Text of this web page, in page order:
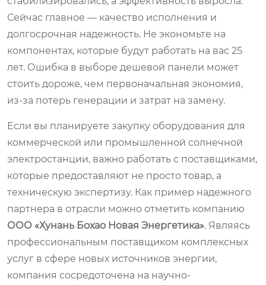
Сейчас главное — качество исполнения и
долгосрочная надежность. Не экономьте на
компонентах, которые будут работать на вас 25
лет. Ошибка в выборе дешевой панели может
стоить дороже, чем первоначальная экономия,
из-за потерь генерации и затрат на замену.
Если вы планируете закупку оборудования для
коммерческой или промышленной солнечной
электростанции, важно работать с поставщиками,
которые предоставляют не просто товар, а
техническую экспертизу. Как пример надежного
партнера в отрасли можно отметить компанию
ООО «Хунань Бохао Новая Энергетика». Являясь
профессиональным поставщиком комплексных
услуг в сфере новых источников энергии,
компания сосредоточена на научно-